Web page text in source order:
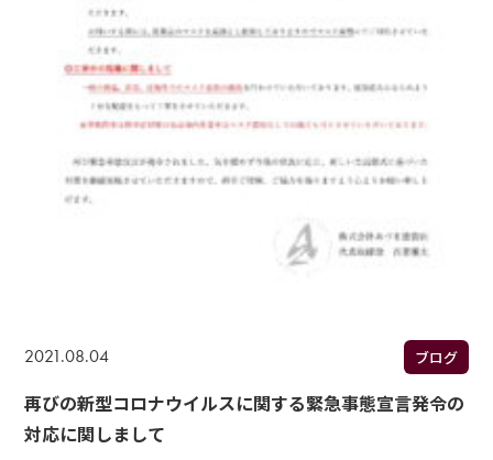
2021.08.04 ブログ
再びの新型コロナウイルスに関する緊急事態宣言発令の
対応に関しまして